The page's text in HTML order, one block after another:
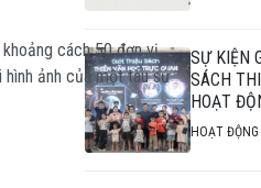
cách 50 đơn vị
ảnh của một tàu sứ
SỰ KIỆN
SÁCH
HOẠT
NGHIỆM
HOẠT